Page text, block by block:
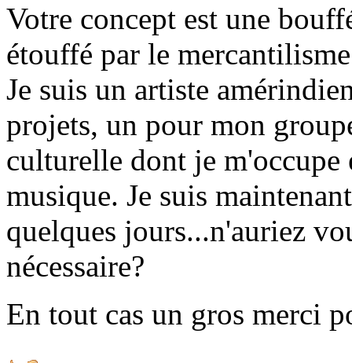
Votre concept est une
étouffé par le
Je suis un artiste
projets, un pour mon
culturelle dont je
musique. Je suis
quelques jours...n'auriez
nécessaire?
En tout cas un gros merci